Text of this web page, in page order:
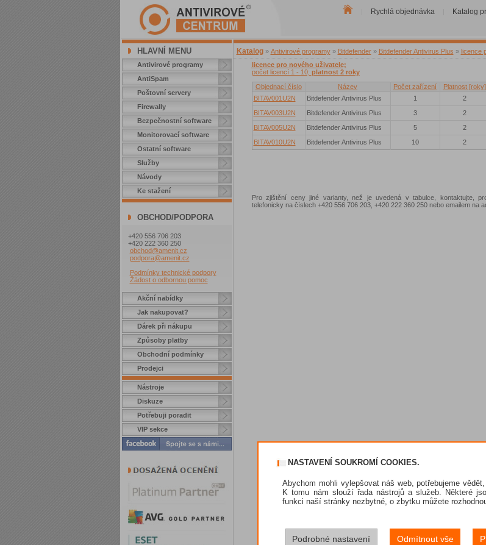
Rychlá objednávka Katalog
HLAVNÍ MENU
Antivirové programy
AntiSpam
Poštovní servery
Firewally
Bezpečnostní software
Monitorovací software
Ostatní software
Služby
Návody
Ke stažení
OBCHOD/PODPORA
+420 556 706 203
+420 222 360 250
obchod@amenit.cz
podpora@amenit.cz
Podmínky technické podpory
Žádost o odbornou pomoc
Akční nabídky
Jak nakupovat?
Dárek při nákupu
Způsoby platby
Obchodní podmínky
Prodejci
Nástroje
Diskuze
Potřebuji poradit
VIP sekce
Katalog » Antivirové programy » Bitdefender » Bitdefender Antivirus Plus » licence
licence pro nového uživatele;
počet licencí 1 - 10; platnost 2 roky
Objednací číslo
Název Počet zařízení Platnost [roky]
BITAV001U2N
Bitdefender Antivirus Plus 1 2
BITAV003U2N
Bitdefender Antivirus Plus 3 2
BITAV005U2N
Bitdefender Antivirus Plus 5 2
BITAV010U2N
Bitdefender Antivirus Plus 10 2
Pro zjištění ceny jiné varianty, než je uvedená v tabulce, kontaktujte,
telefonicky na číslech +420 556 706 203, +420 222 360 250 nebo emailem na
NASTAVENÍ SOUKROMÍ COOKIES.
Abychom mohli vylepšovat náš web, potřebujeme
K tomu nám slouží řada nástrojů a služeb. Některé
funkci naší stránky nezbytné, o zbytku můžete
Podrobné nastavení Odmítnout vše